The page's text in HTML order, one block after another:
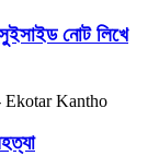
নোট লিখে